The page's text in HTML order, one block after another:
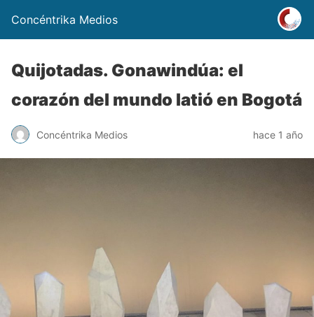
Concéntrika Medios
Quijotadas. Gonawindúa: el
corazón del mundo latió en Bogotá
Concéntrika Medios hace 1 año